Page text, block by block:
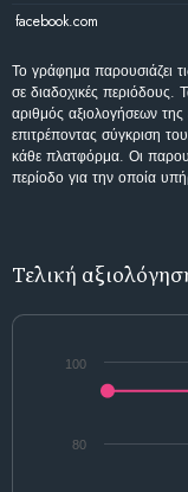
facebook.com
Το γράφημα παρουσιάζει
σε διαδοχικές
αριθμός αξιολογήσεων της
επιτρέποντας σύγκριση
κάθε πλατφόρμα. Οι
περίοδο για την οποία
Τελική
80
100